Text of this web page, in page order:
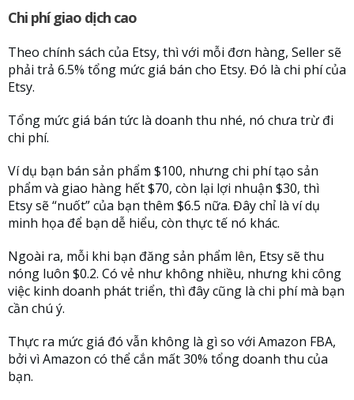
Chi phí giao dịch cao
Theo chính sách của Etsy, thì với mỗi đơn hàng, Seller sẽ
phải trả 6.5% tổng mức giá bán cho Etsy. Đó là chi phí của
Etsy.
Tổng mức giá bán tức là doanh thu nhé, nó chưa trừ đi
chi phí.
Ví dụ bạn bán sản phẩm $100, nhưng chi phí tạo sản
phẩm và giao hàng hết $70, còn lại lợi nhuận $30, thì
Etsy sẽ “nuốt” của bạn thêm $6.5 nữa. Đây chỉ là ví dụ
minh họa để bạn dễ hiểu, còn thực tế nó khác.
Ngoài ra, mỗi khi bạn đăng sản phẩm lên, Etsy sẽ thu
nóng luôn $0.2. Có vẻ như không nhiều, nhưng khi công
việc kinh doanh phát triển, thì đây cũng là chi phí mà bạn
cần chú ý.
Thực ra mức giá đó vẫn không là gì so với Amazon FBA,
bởi vì Amazon có thể cắn mất 30% tổng doanh thu của
bạn.